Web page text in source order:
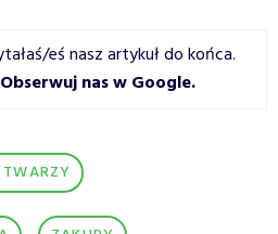
eś nasz artykuł do końca.
Obserwuj nas w Google.